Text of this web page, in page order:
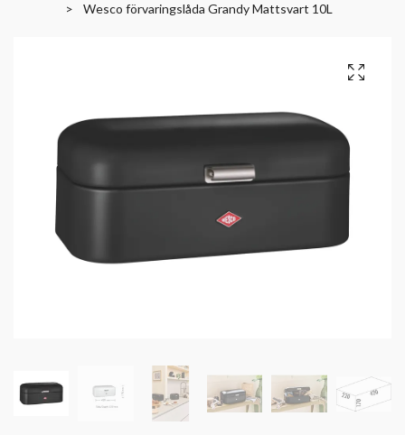
Wesco förvaringslåda Grandy Mattsvart 10L